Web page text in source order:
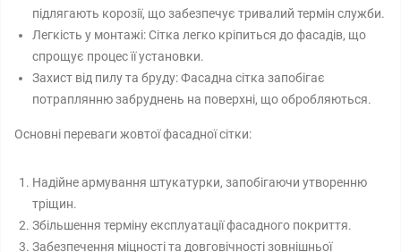
підлягають корозії, що забезпечує тривалий термін служби.
Легкість у монтажі: Сітка легко кріпиться до фасадів, що
спрощує процес її установки.
Захист від пилу та бруду: Фасадна сітка запобігає
потраплянню забруднень на поверхні, що обробляються.
Основні переваги жовтої фасадної сітки:
Надійне армування штукатурки, запобігаючи утворенню
тріщин.
Збільшення терміну експлуатації фасадного покриття.
Забезпечення міцності та довговічності зовнішньої